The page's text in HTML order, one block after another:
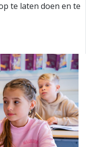
te laten doen en te